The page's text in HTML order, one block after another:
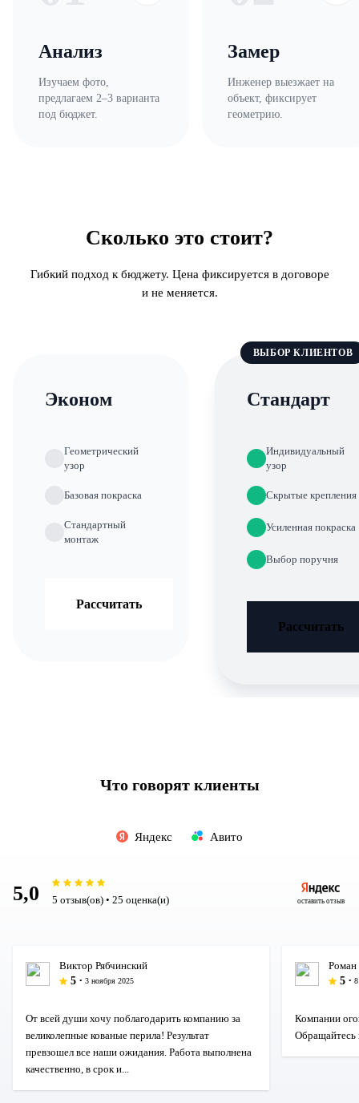
Анализ
Изучаем фото,
предлагаем 2–3 варианта
под бюджет.
Замер
Инженер выезжает на
объект, фиксирует
геометрию.
Сколько это стоит?
Гибкий подход к бюджету. Цена фиксируется в договоре
и не меняется.
Эконом
Геометрический
узор
Базовая покраска
Стандартный
монтаж
Рассчитать
ВЫБОР КЛИЕНТОВ
Стандарт
Индивидуальный
узор
Скрытые крепления
Усиленная покраска
Выбор поручня
Рассчитать
Что говорят клиенты
Яндекс Авито
5,0 5 отзыв(ов) • 25 оценка(и) оставить отзыв
Виктор Рябчинский
5 • 3 ноября 2025
От всей души хочу поблагодарить компанию за
великолепные кованые перила! Результат
превзошел все наши ожидания. Работа выполнена
качественно, в срок и...
Роман
5 •
Компании
Обращайтесь